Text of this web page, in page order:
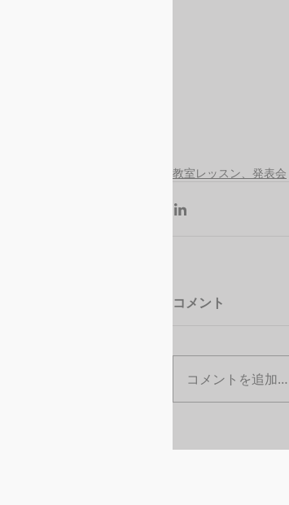
教室レッスン、発表会
コメント
コメントを追加…